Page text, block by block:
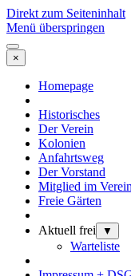
Direkt zum Seiteninhalt
Menü überspringen
×
Homepage
Historisches
Der Verein
Kolonien
Anfahrtsweg
Der Vorstand
Mitglied im Verein
Freie Gärten
Aktuell frei ▼
Warteliste